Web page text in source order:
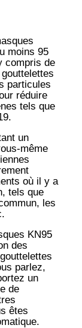
moins 95
compris de
particules
réduire
tels que
un
même
où il y a
tels que
les
KN95
des
parlez,
un
de
êtes